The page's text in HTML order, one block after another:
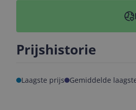
Prijshistorie
Laagste prijs Gemiddelde